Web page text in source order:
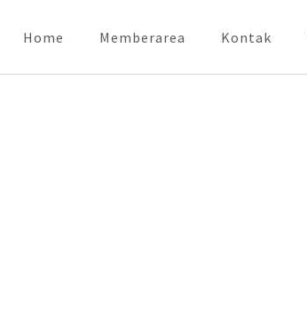
Home Memberarea Kontak